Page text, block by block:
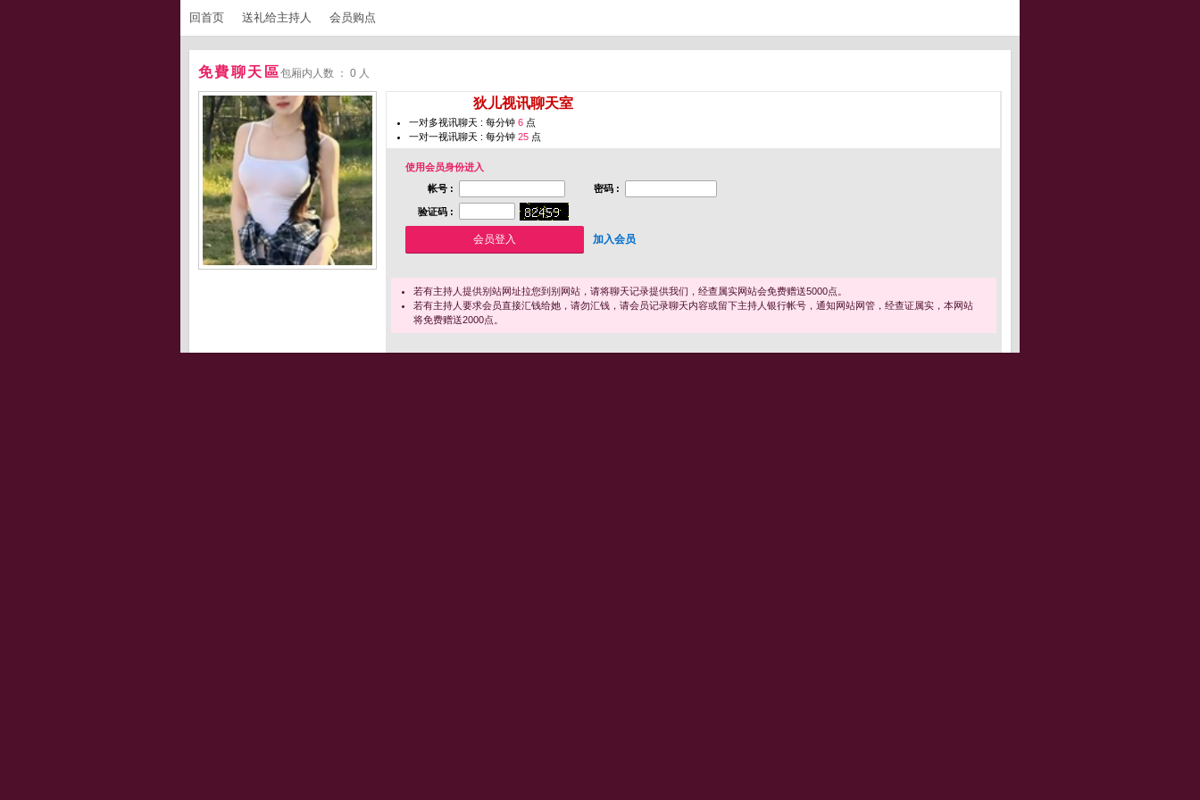
回首页 送礼给主持人 会员购点
免費聊天區包厢内人数 ： 0 人
狄儿视讯聊天室
一对多视讯聊天 : 每分钟 6 点
一对一视讯聊天 : 每分钟 25 点
使用会员身份进入
帐号 :
密码 :
验证码 :
加入会员
若有主持人提供别站网址拉您到别网站，请将聊天记录提供我们，经查属实网站会免费赠送5000点。
若有主持人要求会员直接汇钱给她，请勿汇钱，请会员记录聊天内容或留下主持人银行帐号，通知网站网管，经查证属实，本网站
将免费赠送2000点。